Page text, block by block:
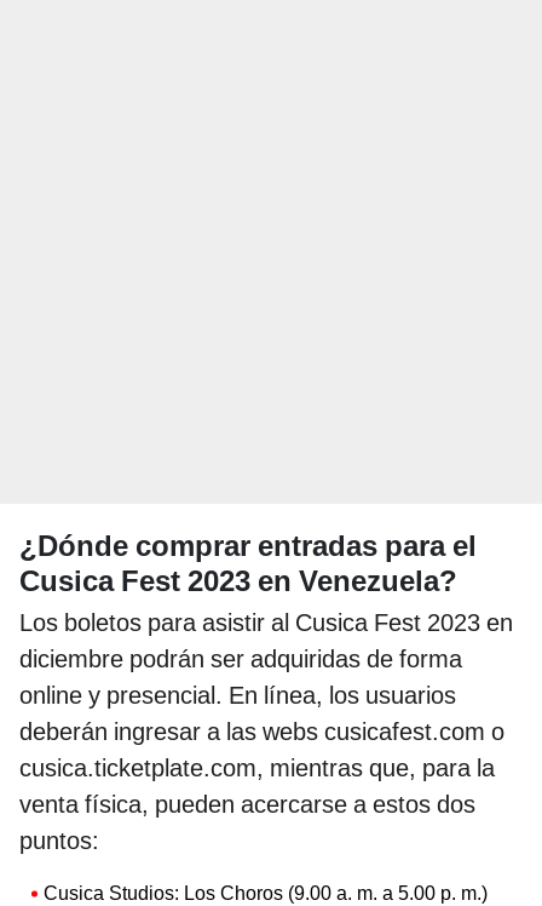
¿Dónde comprar entradas para el
Cusica Fest 2023 en Venezuela?
Los boletos para asistir al Cusica Fest 2023 en
diciembre podrán ser adquiridas de forma
online y presencial. En línea, los usuarios
deberán ingresar a las webs cusicafest.com o
cusica.ticketplate.com, mientras que, para la
venta física, pueden acercarse a estos dos
puntos:
Cusica Studios: Los Choros (9.00 a. m. a 5.00 p. m.)